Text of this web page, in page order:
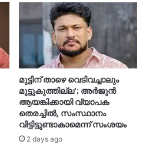
മുട്ടിന് താഴെ വെടിവച്ചാലും
മുട്ടുകുത്തില്ല’; അർജുൻ
ആയങ്കിക്കായി വ്യാപക
തെരച്ചിൽ, സംസ്ഥാനം
വിട്ടിട്ടുണ്ടാകാമെന്ന് സംശയം
2 days ago